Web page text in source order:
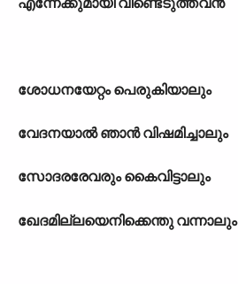
ശോധനയേറ്റം പെരുകിയാലും
വേദനയാൽ ഞാൻ വിഷമിച്ചാലും
സോദരരേവരും കൈവിട്ടാലും
ഖേദമില്ലയെനിക്കെന്തു വന്നാലും